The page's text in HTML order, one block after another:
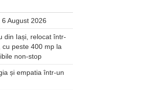
August 2026
din Iași, relocat într-
cu peste 400 mp la
non-stop
și empatia într-un